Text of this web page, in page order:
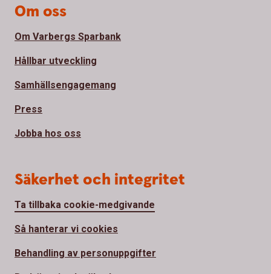
Om oss
Om Varbergs Sparbank
Hållbar utveckling
Samhällsengagemang
Press
Jobba hos oss
Säkerhet och integritet
Ta tillbaka cookie-medgivande
Så hanterar vi cookies
Behandling av personuppgifter